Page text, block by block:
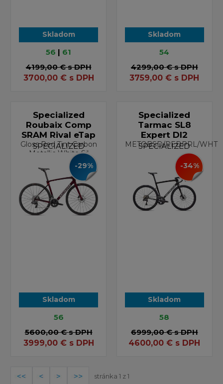
Skladom
56 | 61
4199,00 €s DPH
3700,00€ s DPH
Skladom
54
4299,00 €s DPH
3759,00 € s DPH
Specialized
Roubaix Comp
SRAM Rival eTap
Gloss Red Tint Carbon
Metallic White Sil
SPECIALIZED
-29%
Skladom
56
5600,00 €s DPH
3999,00€ s DPH
Specialized
Tarmac SL8
Expert DI2
METOBSD/REDPRL/WHT
SPECIALIZED
-34%
Skladom
58
6999,00 €s DPH
4600,00 € s DPH
stránka 1 z 1